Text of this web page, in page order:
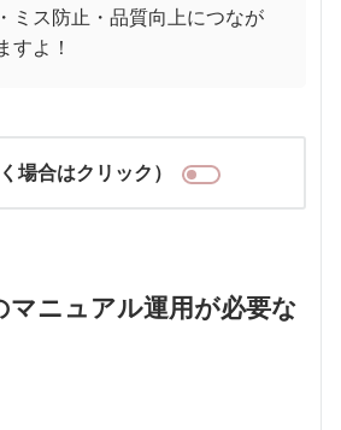
ミス防止・品質向上につなが
すよ！
場合はクリック）
マニュアル運用が必要な